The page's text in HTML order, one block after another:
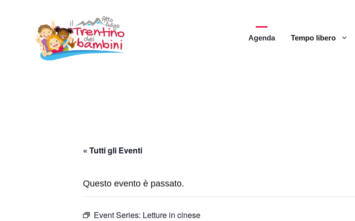
contenuto
Agenda Tempo libero
« Tutti gli Eventi
Questo evento è passato.
Event Series: Letture in cinese